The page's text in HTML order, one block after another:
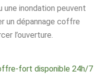
une inondation peuvent
un dépannage coffre
l’ouverture.
fort disponible 24h/7